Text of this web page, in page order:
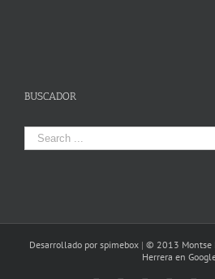
BUSCADOR
Search
for:
Desarrollado por spimebox| © 2013 Montse
Herrera en